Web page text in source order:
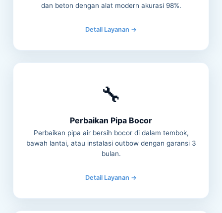
dan beton dengan alat modern akurasi 98%.
Detail Layanan →
🔧
Perbaikan Pipa Bocor
Perbaikan pipa air bersih bocor di dalam tembok,
bawah lantai, atau instalasi outbow dengan garansi 3
bulan.
Detail Layanan →